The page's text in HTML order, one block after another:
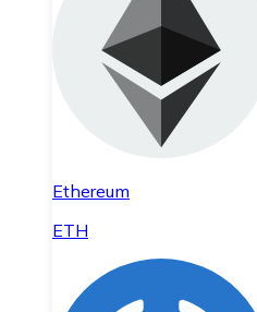
Ethereum
ETH